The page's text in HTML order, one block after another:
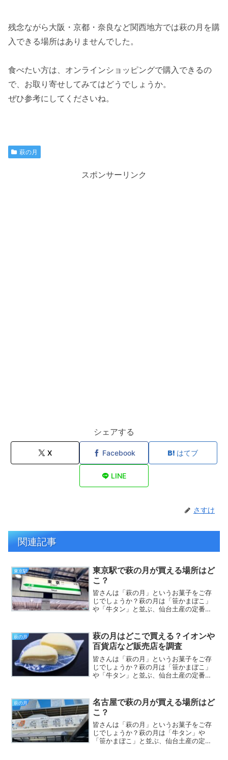
残念ながら大阪・京都・奈良など関西地方では萩の月を購
入できる場所はありませんでした。
食べたい方は、オンラインショッピングで購入できるの
で、お取り寄せしてみてはどうでしょうか。
ぜひ参考にしてくださいね。
萩の月
スポンサーリンク
シェアする
X Facebook はてブ
LINE
さすけ
関連記事
東京駅
東京駅で萩の月が買える場所はど
こ？
皆さんは「萩の月」というお菓子をご存
じでしょうか？萩の月は「笹かまぼこ」
や「牛タン」と並ぶ、仙台土産の定番と
よね。さてそんな萩の月ですが、いざ食
べたい！となったとき、買...
萩の月
萩の月はどこで買える？イオンや
百貨店など販売店を調査
皆さんは「萩の月」というお菓子をご存
じでしょうか？萩の月は「笹かまぼこ」
や「牛タン」と並ぶ、仙台土産の定番と
よね。さてそんな萩の月ですが、いざ食
べたい！となったとき、買...
萩の月
名古屋で萩の月が買える場所はど
こ？
皆さんは「萩の月」というお菓子をご存
じでしょうか？萩の月は「牛タン」や
「笹かまぼこ」と並ぶ、仙台土産の定番